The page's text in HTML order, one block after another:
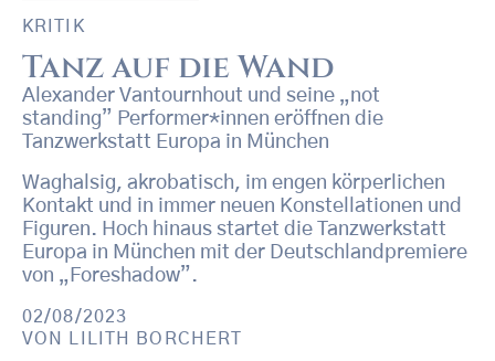
KRITIK
Tanz auf die Wand
Alexander Vantournhout und seine „not
standing” Performer*innen eröffnen die
Tanzwerkstatt Europa in München
Waghalsig, akrobatisch, im engen körperlichen
Kontakt und in immer neuen Konstellationen und
Figuren. Hoch hinaus startet die Tanzwerkstatt
Europa in München mit der Deutschlandpremiere
von „Foreshadow”.
02/08/2023
VON
LILITH BORCHERT